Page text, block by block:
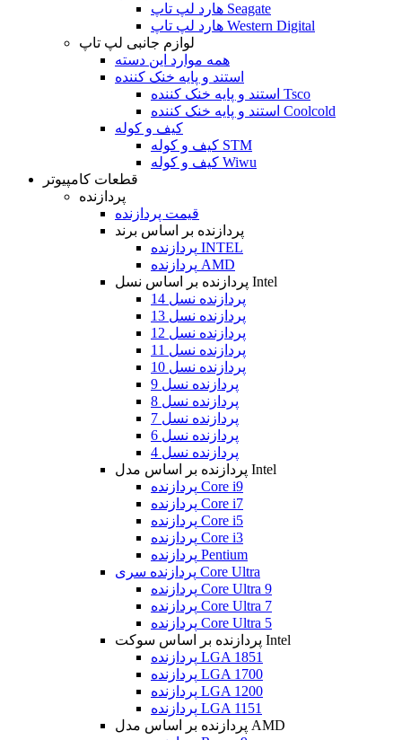
هارد لپ تاپ Seagate
هارد لپ تاپ Western Digital
لوازم جانبی لپ تاپ
همه موارد این دسته
استند و پایه خنک کننده
استند و پایه خنک کننده Tsco
استند و پایه خنک کننده Coolcold
کیف و کوله
کیف و کوله STM
کیف و کوله Wiwu
قطعات کامپیوتر
پردازنده
قیمت پردازنده
پردازنده بر اساس برند
پردازنده INTEL
پردازنده AMD
پردازنده بر اساس نسل Intel
پردازنده نسل 14
پردازنده نسل 13
پردازنده نسل 12
پردازنده نسل 11
پردازنده نسل 10
پردازنده نسل 9
پردازنده نسل 8
پردازنده نسل 7
پردازنده نسل 6
پردازنده نسل 4
پردازنده بر اساس مدل Intel
پردازنده Core i9
پردازنده Core i7
پردازنده Core i5
پردازنده Core i3
پردازنده Pentium
پردازنده سری Core Ultra
پردازنده Core Ultra 9
پردازنده Core Ultra 7
پردازنده Core Ultra 5
پردازنده بر اساس سوکت Intel
پردازنده LGA 1851
پردازنده LGA 1700
پردازنده LGA 1200
پردازنده LGA 1151
پردازنده بر اساس مدل AMD